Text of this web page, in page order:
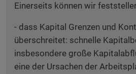
Einerseits können wir
- dass Kapital Grenzen und
überschreitet: schnelle
insbesondere große
eine der Ursachen der